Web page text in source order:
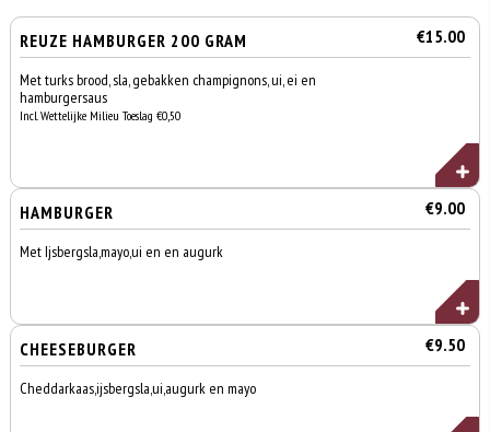
REUZE HAMBURGER 200 GRAM €15.00
Met turks brood, sla, gebakken champignons, ui, ei en
hamburgersaus
Incl. Wettelijke Milieu Toeslag €0,50
HAMBURGER €9.00
Met Ijsbergsla,mayo,ui en en augurk
CHEESEBURGER €9.50
Cheddarkaas,ijsbergsla,ui,augurk en mayo